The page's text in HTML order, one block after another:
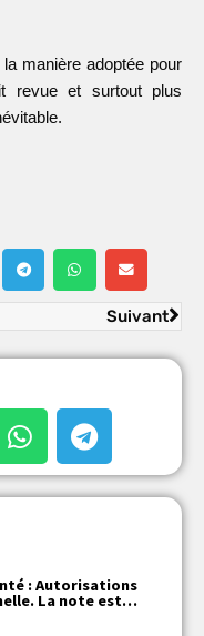
manière adoptée pour
revue et surtout plus
Suivant
: Autorisations
La note est
l’est pas !